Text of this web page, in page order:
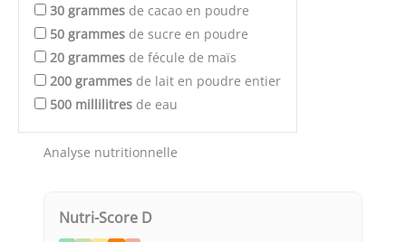
30 grammes de cacao en poudre
50 grammes de sucre en poudre
20 grammes de fécule de maïs
200 grammes de lait en poudre entier
500 millilitres de eau
Analyse nutritionnelle
Nutri-Score D